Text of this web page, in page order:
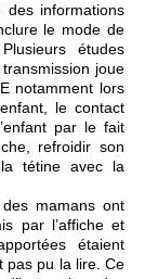
des informations
le mode de
études
joue
notamment lors
le contact
par le fait
refroidir son
tétine avec la
mamans ont
par l’affiche et
étaient
pas pu la lire. Ce